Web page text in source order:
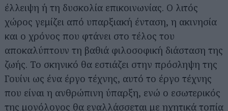
έλλειψη ή τη δυσκολία επικοινωνίας. Ο λιτός
χώρος γεμίζει από υπαρξιακή ένταση, η ακινησία
και ο χρόνος που φτάνει στο τέλος του
αποκαλύπτουν τη βαθιά φιλοσοφική διάσταση της
ζωής. Το σκηνικό θα εστιάζει στην πρόσληψη της
Γουίνι ως ένα έργο τέχνης, αυτό το έργο τέχνης
που είναι η ανθρώπινη ύπαρξη, ενώ ο εσωτερικός
της μονόλογος θα εναλλάσσεται με ηχητικά τοπία